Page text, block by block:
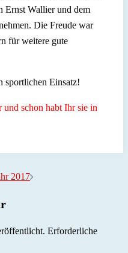
Ernst Wallier und dem
Die Freude war
für weitere gute
sportlichen Einsatz!
schon habt Ihr sie in
2017
Erforderliche